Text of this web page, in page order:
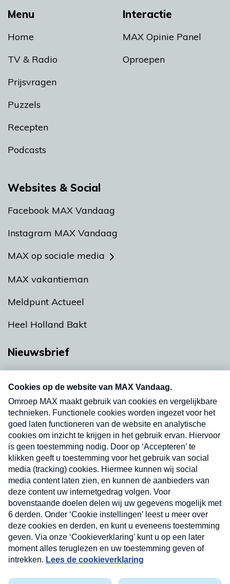
Menu
Home
TV & Radio
Prijsvragen
Puzzels
Recepten
Podcasts
Interactie
MAX Opinie Panel
Oproepen
Websites & Social
Facebook MAX Vandaag
Instagram MAX Vandaag
MAX op sociale media
MAX vakantieman
Meldpunt Actueel
Heel Holland Bakt
Nieuwsbrief
nieuwsbrief. Elke vrijdag- en dinsdagochtend in
uw mailbox.
Verzend
Nieuwsbrief
Neem hier een gratis abonnement op onze
nieuwsbrief. Elke vrijdag- en dinsdagochtend in uw